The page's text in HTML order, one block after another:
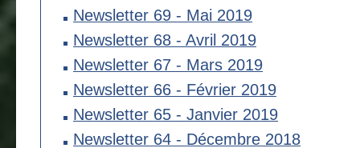
Newsletter 69 - Mai 2019
Newsletter 68 - Avril 2019
Newsletter 67 - Mars 2019
Newsletter 66 - Février 2019
Newsletter 65 - Janvier 2019
Newsletter 64 - Décembre 2018